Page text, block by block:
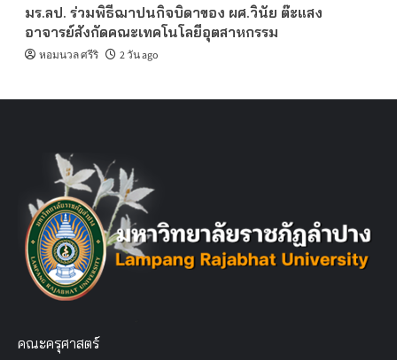
มร.ลป. ร่วมพิธีฌาปนกิจบิดาของ ผศ.วินัย ต๊ะแสง
อาจารย์สังกัดคณะเทคโนโลยีอุตสาหกรรม
หอมนวล ศรีริ 2 วัน ago
คณะครุศาสตร์